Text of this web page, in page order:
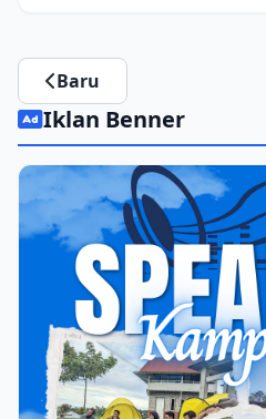
Baru
Iklan Benner